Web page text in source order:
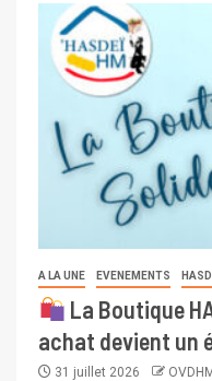
A LA UNE EVENEMENTS
La Boutique
achat devient un
31 juillet 2026